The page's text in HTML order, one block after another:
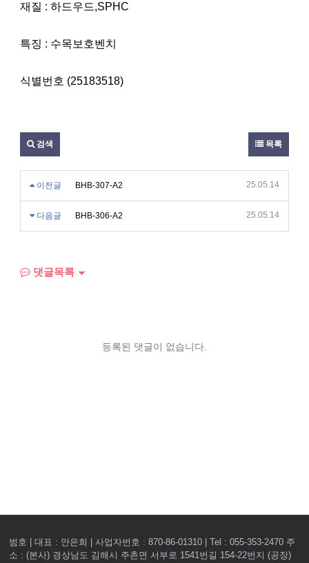
재질 : 하드우드,SPHC
특징 : 수목보호벤치
식별번호 (25183518)
검색 목록
이전글 BHB-307-A2 25.05.14
다음글 BHB-306-A2 25.05.14
댓글목록
등록된 댓글이 없습니다.
범호 | 대표 : 안은희 | 사업자번호 : 870-86-01310 | Tel : 055-353-2470 주
소 : (본사) 경상남도 김해시 주촌면 서부로 1541번길 154-22번지 (공장)